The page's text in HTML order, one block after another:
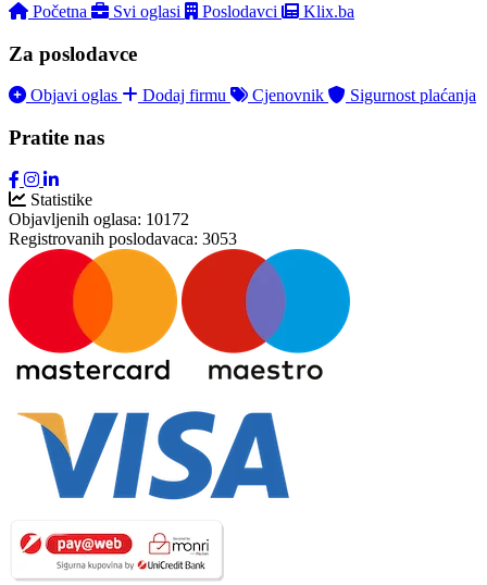
Početna Svi oglasi Poslodavci Klix.ba
Za poslodavce
Objavi oglas Dodaj firmu Cjenovnik Sigurnost plaćanja
Pratite nas
Statistike
Objavljenih oglasa: 10172
Registrovanih poslodavaca: 3053